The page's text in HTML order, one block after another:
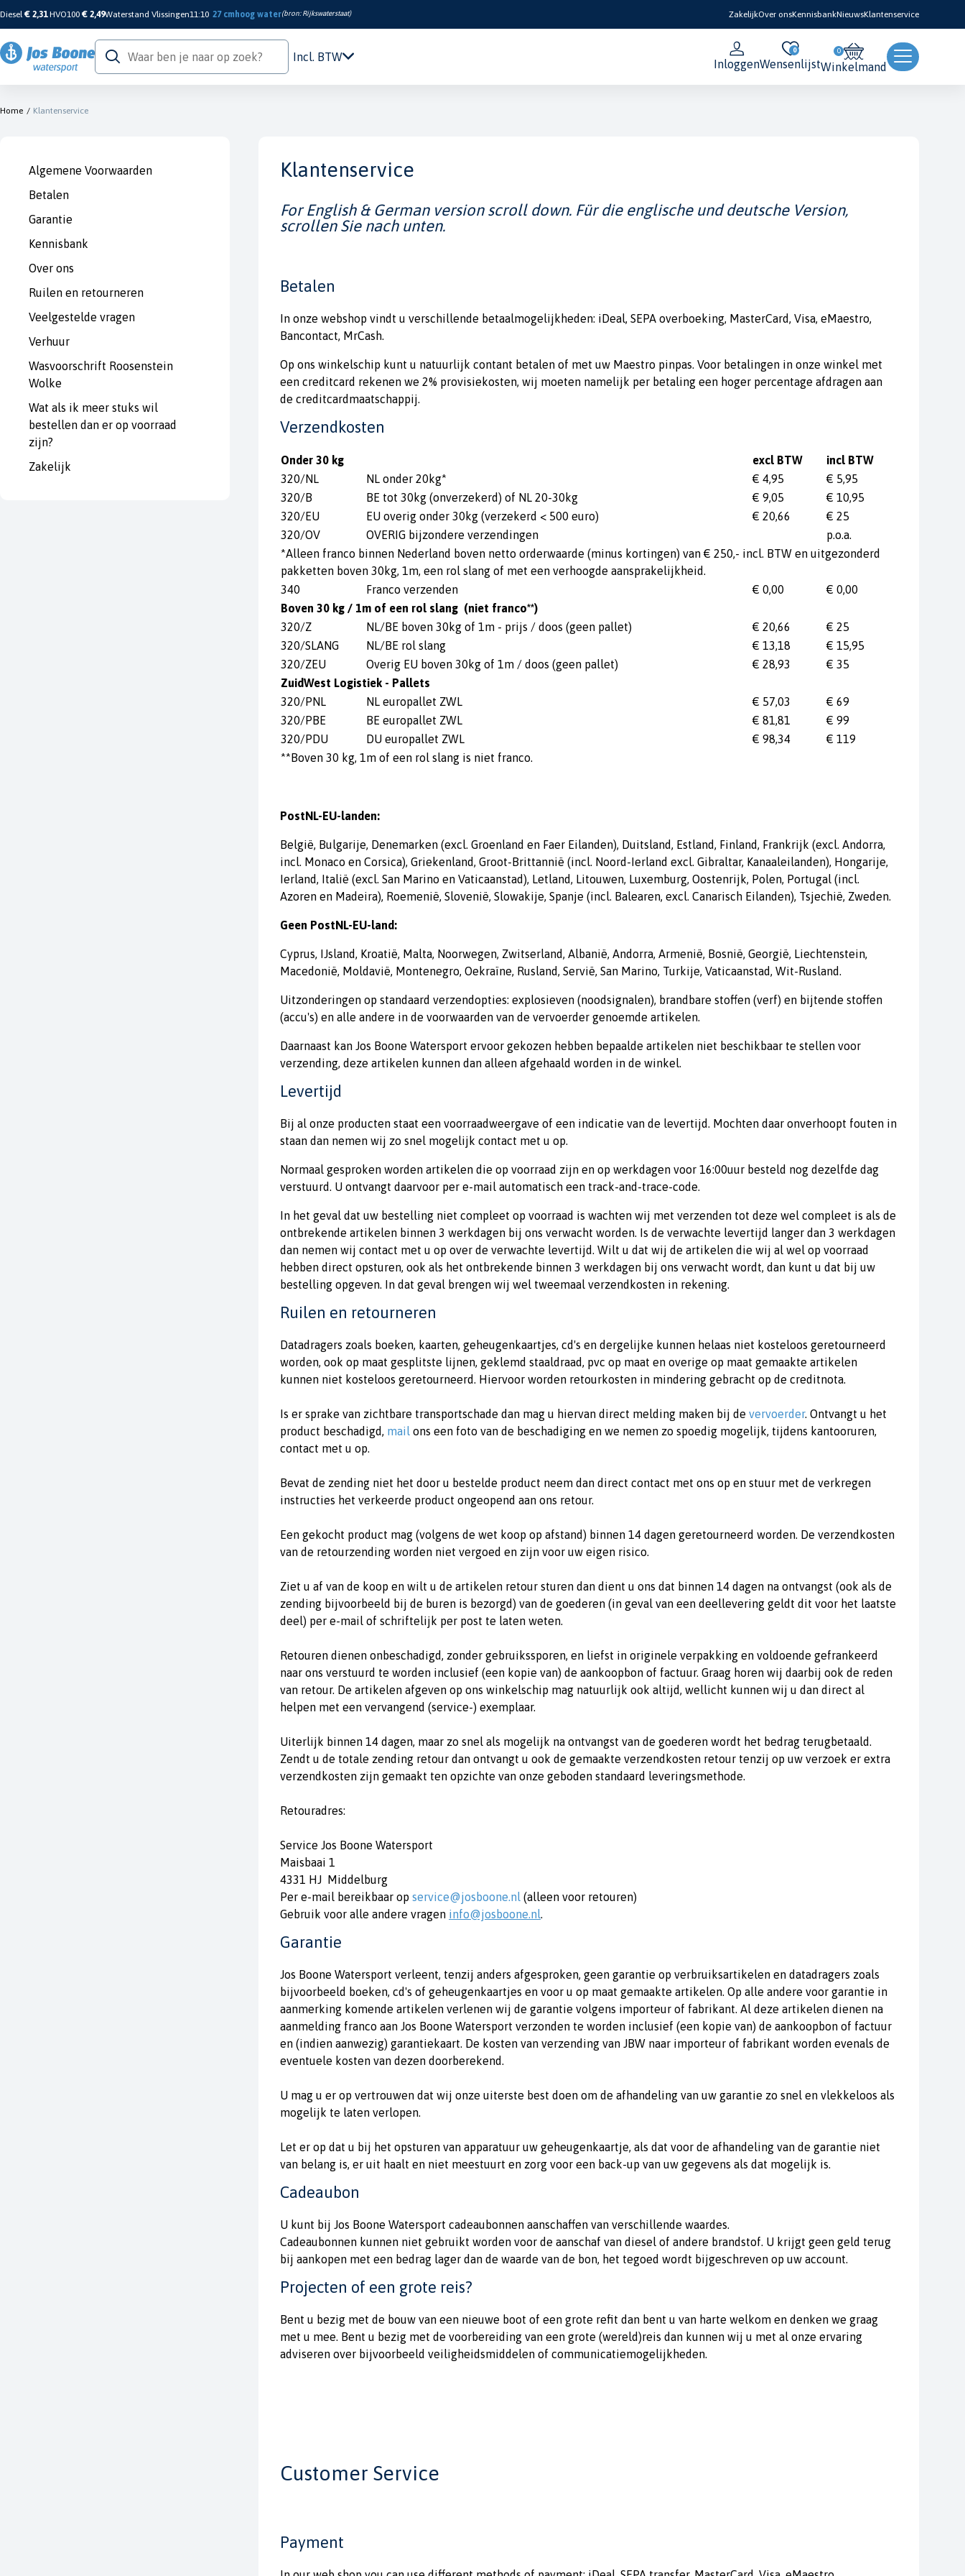
Diesel€ 2,31 HVO100 € 2,49Waterstand Vlissingen11:10 27 cm hoog water(bron:Rijkswaterstaat) ZakelijkOver onsKennisbankNieuwsKlantenservice
Kleding & Schoenen
Verf & Onderhoud
Incl. BTW
Inloggen
0
WensenlijstWinkelmand
Home / Klantenservice
Algemene Voorwaarden
Betalen
Garantie
Kennisbank
Over ons
Ruilen en retourneren
Veelgestelde vragen
Verhuur
Wasvoorschrift Roosenstein
Wolke
Wat als ik meer stuks wil
bestellen dan er op voorraad
zijn?
Zakelijk
Klantenservice
For English & German version scroll down. Für die englische und deutsche Version,
scrollen Sie nach unten.
Betalen
In onze webshop vindt u verschillende betaalmogelijkheden: iDeal, SEPA overboeking, MasterCard, Visa, eMaestro,
Bancontact, MrCash.
Op ons winkelschip kunt u natuurlijk contant betalen of met uw Maestro pinpas. Voor betalingen in onze winkel met
een creditcard rekenen we 2% provisiekosten, wij moeten namelijk per betaling een hoger percentage afdragen aan
de creditcardmaatschappij.
Verzendkosten
Onder 30 kg excl BTW
incl BTW
320/NL
NL onder 20kg* € 4,95
€ 5,95
320/B
BE tot 30kg (onverzekerd) of NL 20-30kg € 9,05
€ 10,95
320/EU
EU overig onder 30kg (verzekerd < 500 euro) € 20,66
€ 25
320/OV
OVERIG bijzondere verzendingen
p.o.a.
*Alleen franco binnen Nederland boven netto orderwaarde (minus kortingen) van € 250,- incl. BTW en uitgezonderd
pakketten boven 30kg, 1m, een rol slang of met een verhoogde aansprakelijkheid.
340
Franco verzenden € 0,00
€ 0,00
Boven 30 kg / 1m of een rol slang (niet franco**)
320/Z
NL/BE boven 30kg of 1m - prijs / doos (geen pallet) € 20,66
€ 25
320/SLANG
NL/BE rol slang € 13,18
€ 15,95
320/ZEU
Overig EU boven 30kg of 1m / doos (geen pallet) € 28,93
€ 35
ZuidWest Logistiek - Pallets
320/PNL
NL europallet ZWL € 57,03
€ 69
320/PBE
BE europallet ZWL € 81,81
€ 99
320/PDU
DU europallet ZWL € 98,34
€ 119
**Boven 30 kg, 1m of een rol slang is niet franco.
PostNL-EU-landen:
België, Bulgarije, Denemarken (excl. Groenland en Faer Eilanden), Duitsland, Estland, Finland, Frankrijk (excl. Andorra,
incl. Monaco en Corsica), Griekenland, Groot-Brittannië (incl. Noord-Ierland excl. Gibraltar, Kanaaleilanden), Hongarije,
Ierland, Italië (excl. San Marino en Vaticaanstad), Letland, Litouwen, Luxemburg, Oostenrijk, Polen, Portugal (incl.
Azoren en Madeira), Roemenië, Slovenië, Slowakije, Spanje (incl. Balearen, excl. Canarisch Eilanden), Tsjechië, Zweden.
Geen PostNL-EU-land:
Cyprus, IJsland, Kroatië, Malta, Noorwegen, Zwitserland, Albanië, Andorra, Armenië, Bosnië, Georgië, Liechtenstein,
Macedonië, Moldavië, Montenegro, Oekraïne, Rusland, Servië, San Marino, Turkije, Vaticaanstad, Wit-Rusland.
Uitzonderingen op standaard verzendopties: explosieven (noodsignalen), brandbare stoffen (verf) en bijtende stoffen
(accu's) en alle andere in de voorwaarden van de vervoerder genoemde artikelen.
Daarnaast kan Jos Boone Watersport ervoor gekozen hebben bepaalde artikelen niet beschikbaar te stellen voor
verzending, deze artikelen kunnen dan alleen afgehaald worden in de winkel.
Levertijd
Bij al onze producten staat een voorraadweergave of een indicatie van de levertijd. Mochten daar onverhoopt fouten in
staan dan nemen wij zo snel mogelijk contact met u op.
Normaal gesproken worden artikelen die op voorraad zijn en op werkdagen voor 16:00uur besteld nog dezelfde dag
verstuurd. U ontvangt daarvoor per e-mail automatisch een track-and-trace-code.
In het geval dat uw bestelling niet compleet op voorraad is wachten wij met verzenden tot deze wel compleet is als de
ontbrekende artikelen binnen 3 werkdagen bij ons verwacht worden. Is de verwachte levertijd langer dan 3 werkdagen
dan nemen wij contact met u op over de verwachte levertijd. Wilt u dat wij de artikelen die wij al wel op voorraad
hebben direct opsturen, ook als het ontbrekende binnen 3 werkdagen bij ons verwacht wordt, dan kunt u dat bij uw
bestelling opgeven. In dat geval brengen wij wel tweemaal verzendkosten in rekening.
Ruilen en retourneren
Datadragers zoals boeken, kaarten, geheugenkaartjes, cd's en dergelijke kunnen helaas niet kosteloos geretourneerd
worden, ook op maat gesplitste lijnen, geklemd staaldraad, pvc op maat en overige op maat gemaakte artikelen
kunnen niet kosteloos geretourneerd. Hiervoor worden retourkosten in mindering gebracht op de creditnota.
Is er sprake van zichtbare transportschade dan mag u hiervan direct melding maken bij de vervoerder. Ontvangt u het
product beschadigd, mail ons een foto van de beschadiging en we nemen zo spoedig mogelijk, tijdens kantooruren,
contact met u op.
Bevat de zending niet het door u bestelde product neem dan direct contact met ons op en stuur met de verkregen
instructies het verkeerde product ongeopend aan ons retour.
Een gekocht product mag (volgens de wet koop op afstand) binnen 14 dagen geretourneerd worden. De verzendkosten
van de retourzending worden niet vergoed en zijn voor uw eigen risico.
Ziet u af van de koop en wilt u de artikelen retour sturen dan dient u ons dat binnen 14 dagen na ontvangst (ook als de
zending bijvoorbeeld bij de buren is bezorgd) van de goederen (in geval van een deellevering geldt dit voor het laatste
deel) per e-mail of schriftelijk per post te laten weten.
Retouren dienen onbeschadigd, zonder gebruikssporen, en liefst in originele verpakking en voldoende gefrankeerd
naar ons verstuurd te worden inclusief (een kopie van) de aankoopbon of factuur. Graag horen wij daarbij ook de reden
van retour. De artikelen afgeven op ons winkelschip mag natuurlijk ook altijd, wellicht kunnen wij u dan direct al
helpen met een vervangend (service-) exemplaar.
Uiterlijk binnen 14 dagen, maar zo snel als mogelijk na ontvangst van de goederen wordt het bedrag terugbetaald.
Zendt u de totale zending retour dan ontvangt u ook de gemaakte verzendkosten retour tenzij op uw verzoek er extra
verzendkosten zijn gemaakt ten opzichte van onze geboden standaard leveringsmethode.
Retouradres:
Service Jos Boone Watersport
Maisbaai 1
4331 HJ Middelburg
Per e-mail bereikbaar op service@josboone.nl (alleen voor retouren)
Gebruik voor alle andere vragen info@josboone.nl.
Garantie
Jos Boone Watersport verleent, tenzij anders afgesproken, geen garantie op verbruiksartikelen en datadragers zoals
bijvoorbeeld boeken, cd's of geheugenkaartjes en voor u op maat gemaakte artikelen. Op alle andere voor garantie in
aanmerking komende artikelen verlenen wij de garantie volgens importeur of fabrikant. Al deze artikelen dienen na
aanmelding franco aan Jos Boone Watersport verzonden te worden inclusief (een kopie van) de aankoopbon of factuur
en (indien aanwezig) garantiekaart. De kosten van verzending van JBW naar importeur of fabrikant worden evenals de
eventuele kosten van dezen doorberekend.
U mag u er op vertrouwen dat wij onze uiterste best doen om de afhandeling van uw garantie zo snel en vlekkeloos als
mogelijk te laten verlopen.
Let er op dat u bij het opsturen van apparatuur uw geheugenkaartje, als dat voor de afhandeling van de garantie niet
van belang is, er uit haalt en niet meestuurt en zorg voor een back-up van uw gegevens als dat mogelijk is.
Cadeaubon
U kunt bij Jos Boone Watersport cadeaubonnen aanschaffen van verschillende waardes.
Cadeaubonnen kunnen niet gebruikt worden voor de aanschaf van diesel of andere brandstof. U krijgt geen geld terug
bij aankopen met een bedrag lager dan de waarde van de bon, het tegoed wordt bijgeschreven op uw account.
Projecten of een grote reis?
Bent u bezig met de bouw van een nieuwe boot of een grote refit dan bent u van harte welkom en denken we graag
met u mee. Bent u bezig met de voorbereiding van een grote (wereld)reis dan kunnen wij u met al onze ervaring
adviseren over bijvoorbeeld veiligheidsmiddelen of communicatiemogelijkheden.
Customer Service
Payment